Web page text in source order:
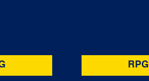
RPG